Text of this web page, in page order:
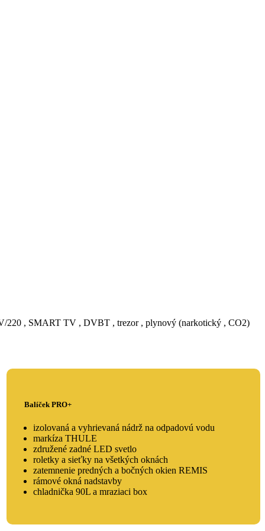
220 , SMART TV , DVBT , trezor , plynový (narkotický , CO2)
Balíček PRO+
izolovaná a vyhrievaná nádrž na odpadovú vodu
markíza THULE
združené zadné LED svetlo
roletky a sieťky na všetkých oknách
zatemnenie predných a bočných okien REMIS
rámové okná nadstavby
chladnička 90L a mraziaci box